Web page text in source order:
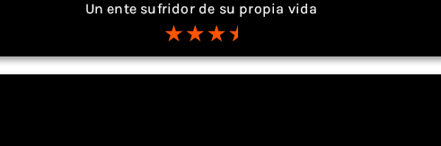
Un ente sufridor de su propia vida